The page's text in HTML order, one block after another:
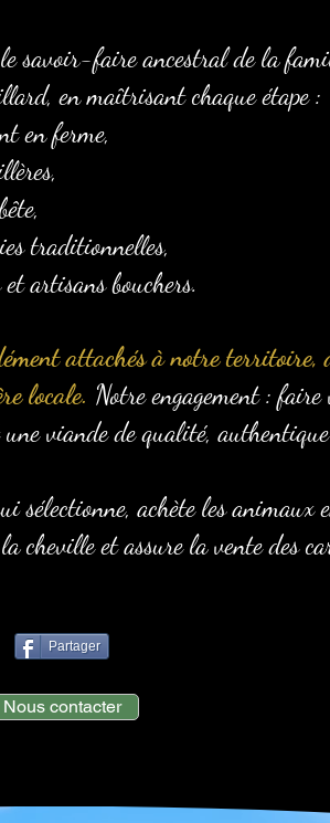
le savoir-faire ancestral de la
en maîtrisant chaque étape :
en ferme,
traditionnelles,
artisans bouchers.
attachés à notre
locale. Notre engagement :
viande de qualité,
sélectionne, achète les animaux
cheville et assure la vente des
Partager
Nous contacter